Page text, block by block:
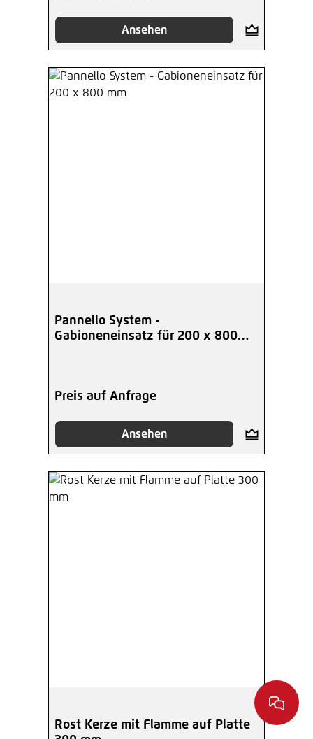
Ansehen
Pannello System -
Gabioneneinsatz für 200 x 800
Preis auf Anfrage
Ansehen
Rost Kerze mit Flamme auf Platte